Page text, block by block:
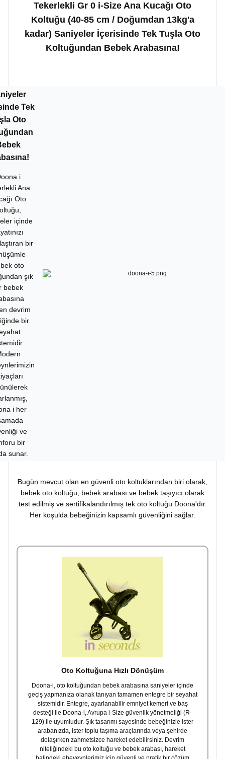
Tekerlekli Gr 0 i-Size Ana Kucağı Oto
Koltuğu (40-85 cm / Doğumdan 13kg'a
kadar) Saniyeler İçerisinde Tek Tuşla Oto
Koltuğundan Bebek Arabasına!
Tek
Oto
i
Ana
Oto
içinde
bir
oto
şık
bebek
devrim
bir
i her
ve
bir
sunar.
Bugün mevcut olan en güvenli oto koltuklarından biri olarak,
bebek oto koltuğu, bebek arabası ve bebek taşıyıcı olarak
test edilmiş ve sertifikalandırılmış tek oto koltuğu Doona'dır.
Her koşulda bebeğinizin kapsamlı güvenliğini sağlar.
Oto Koltuğuna Hızlı Dönüşüm
Doona-i, oto koltuğundan bebek arabasına saniyeler içinde
geçiş yapmanıza olanak tanıyan tamamen entegre bir seyahat
sistemidir. Entegre, ayarlanabilir emniyet kemeri ve baş
desteği ile Doona-i, Avrupa i-Size güvenlik yönetmeliği (R-
129) ile uyumludur. Şık tasarımı sayesinde bebeğinizle ister
arabanızda, ister toplu taşıma araçlarında veya şehirde
dolaşırken zahmetsizce hareket edebilirsiniz. Devrim
niteliğindeki bu oto koltuğu ve bebek arabası, hareket